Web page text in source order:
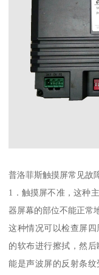
普洛菲斯触摸屏常见故
1．触摸屏不准，这种
器屏幕的部位不能正常
这种情况可以检查屏
的软布进行擦拭，然
能是声波屏的反射条